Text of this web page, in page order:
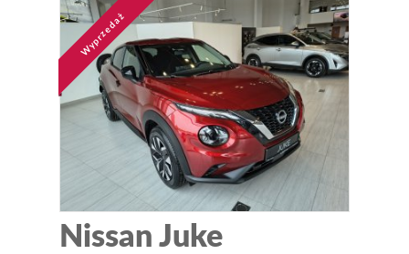
Wyprzedaż
Nissan Juke